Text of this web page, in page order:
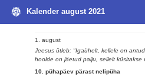
Kalender august 2021
1. august
Jeesus ütleb: "Igaühelt, kellele on
hoolde on jäetud palju, sellelt küsitakse
10. pühapäev pärast nelipüha